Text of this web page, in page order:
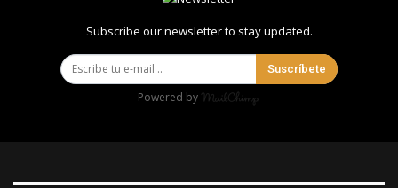
Subscribe our newsletter to stay updated.
Suscríbete
Powered by